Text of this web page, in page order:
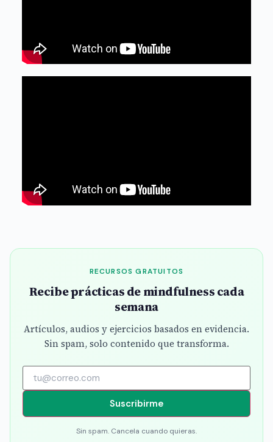
RECURSOS GRATUITOS
Recibe prácticas de mindfulness cada
semana
Artículos, audios y ejercicios basados en evidencia.
Sin spam, solo contenido que transforma.
Suscribirme
Sin spam. Cancela cuando quieras.